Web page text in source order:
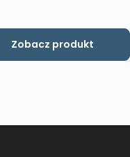
Zobacz produkt